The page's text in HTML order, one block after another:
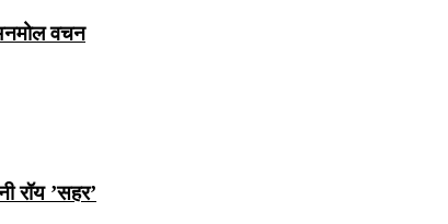
वचन
रॉय ’सहर’